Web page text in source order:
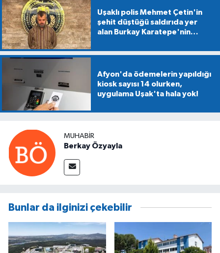
Uşaklı polis Mehmet Çetin'in
şehit düştüğü saldırıda yer
alan Burkay Karatepe'nin
mühimmat aranıyor
Afyon'da ödemelerin yapıldığı
kiosk sayısı 14 olurken,
uygulama Uşak'ta hala yok!
MUHABIR
Berkay Özyayla
Bunlar da ilginizi çekebilir